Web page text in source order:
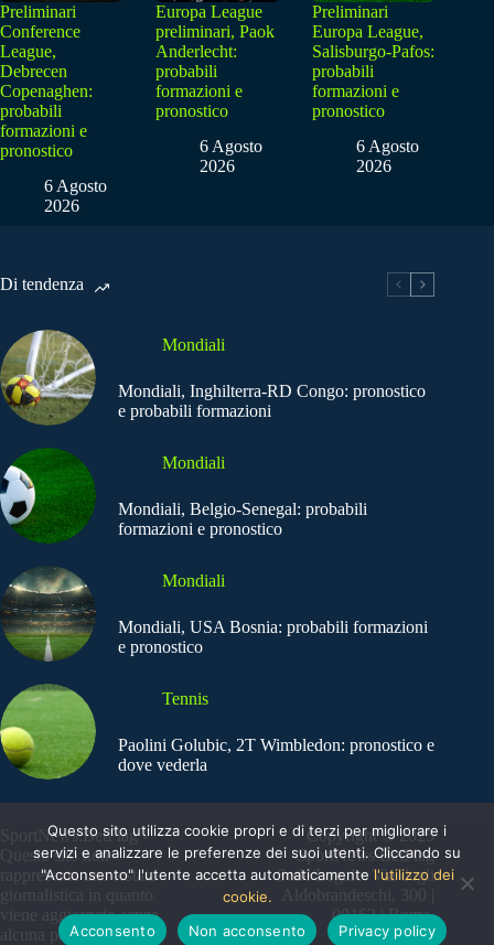
Preliminari
Conference
League,
Debrecen
Copenaghen:
probabili
formazioni e
pronostico
6 Agosto
2026
Europa League
preliminari, Paok
Anderlecht:
probabili
formazioni e
pronostico
6 Agosto
2026
Preliminari
Europa League,
Salisburgo-Pafos:
probabili
formazioni e
pronostico
6 Agosto
2026
Di tendenza
Mondiali
Mondiali, Inghilterra-RD Congo: pronostico
e probabili formazioni
Mondiali
Mondiali, Belgio-Senegal: probabili
formazioni e pronostico
Mondiali
Mondiali, USA Bosnia: probabili formazioni
e pronostico
Tennis
Paolini Golubic, 2T Wimbledon: pronostico e
dove vederla
SportNews.BetFlag -
Questo sito non
rappresenta una testata
giornalistica in quanto
viene aggiornato senza
alcuna periodicità
Copyright © 2025
SportNews BetFlag
Sede Legale: Via degli
Aldobrandeschi, 300 |
00163 | Roma
Questo sito utilizza cookie propri e di terzi per migliorare i
servizi e analizzare le preferenze dei suoi utenti. Cliccando su
"Acconsento" l'utente accetta automaticamente l'utilizzo dei
cookie.
Acconsento
Non acconsento Privacy policy